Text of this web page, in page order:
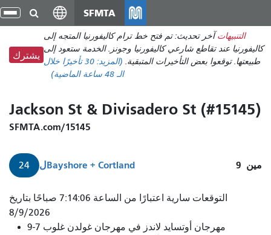
انتقل
إلى
المحتوى
الرئيسي
SFMTA
التنبيهات آخر تحديث: تم فتح خط ترام كاليفورنيا المتجه إلى
كاليفورنيا عند تقاطع شارعي كاليفورنيا وجونز. الخدمة ستعود إلى
طبيعتها. توقعوا بعض التأخيرات المتبقية. (المزيد: 30 تأخيرًا
خلال
الـ 48 ساعة الماضية)
يشترك
Jackson St & Divisadero St (#15145)
SFMTA.com/15145
24 لBayshore + Cortland 9 مين
التوقعات سارية اعتبارًا من الساعة 7:14:06 صباحًا بتاريخ
8/9/2026
مهرجان أوتسايد لاندز في مهرجان غولدن غلوب 7-9